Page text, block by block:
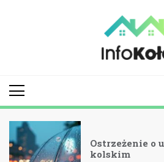
Ostrzeżenie o
kolskim